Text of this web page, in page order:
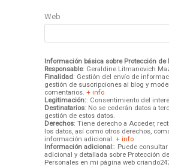
Web
Información básica sobre Protección de
Responsable: Geraldine Litmanovich
Finalidad: Gestión del envío de
gestión de suscripciones al blog y
comentarios. + info
Legitimación:: Consentimiento del
Destinatarios: No se cederán datos a
gestión de estos datos.
Derechos: Tiene derecho a Acceder,
los datos, así como otros derechos,
información adicional. + info
Información adicional:: Puede
adicional y detallada sobre Protección
Personales en mi página web